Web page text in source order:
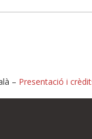
o
– Presentació i